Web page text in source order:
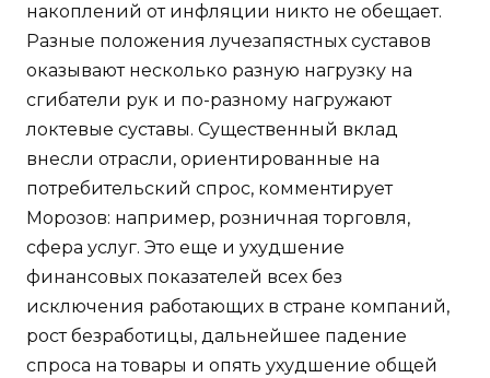
накоплений от инфляции никто не обещает.
Разные положения лучезапястных суставов
оказывают несколько разную нагрузку на
сгибатели рук и по-разному нагружают
локтевые суставы. Существенный вклад
внесли отрасли, ориентированные на
потребительский спрос, комментирует
Морозов: например, розничная торговля,
сфера услуг. Это еще и ухудшение
финансовых показателей всех без
исключения работающих в стране компаний,
рост безработицы, дальнейшее падение
спроса на товары и опять ухудшение общей